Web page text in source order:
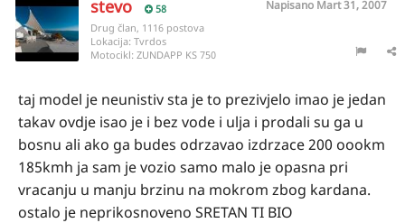
stevo 58 Napisano Mart 31, 2007
Drug član, 1116 postova
Lokacija: Tvrdos
Motocikl: ZUNDAPP KS 750
taj model je neunistiv sta je to prezivjelo imao je jedan
takav ovdje isao je i bez vode i ulja i prodali su ga u
bosnu ali ako ga budes odrzavao izdrzace 200 oookm
185kmh ja sam je vozio samo malo je opasna pri
vracanju u manju brzinu na mokrom zbog kardana.
ostalo je neprikosnoveno SRETAN TI BIO